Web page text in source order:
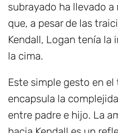
subrayado ha llevado
que, a pesar de las
Kendall, Logan tenía la
la cima.
Este simple gesto en
encapsula la
entre padre e hijo. La